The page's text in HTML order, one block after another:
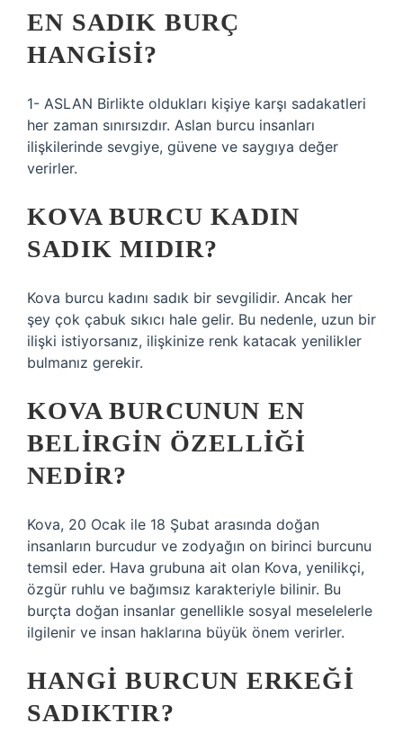
EN SADIK BURÇ
HANGISI?
1- ASLAN Birlikte oldukları kişiye karşı sadakatleri
her zaman sınırsızdır. Aslan burcu insanları
ilişkilerinde sevgiye, güvene ve saygıya değer
verirler.
KOVA BURCU KADIN
SADIK MIDIR?
Kova burcu kadını sadık bir sevgilidir. Ancak her
şey çok çabuk sıkıcı hale gelir. Bu nedenle, uzun bir
ilişki istiyorsanız, ilişkinize renk katacak yenilikler
bulmanız gerekir.
KOVA BURCUNUN EN
BELIRGIN ÖZELLIĞI
NEDIR?
Kova, 20 Ocak ile 18 Şubat arasında doğan
insanların burcudur ve zodyağın on birinci burcunu
temsil eder. Hava grubuna ait olan Kova, yenilikçi,
özgür ruhlu ve bağımsız karakteriyle bilinir. Bu
burçta doğan insanlar genellikle sosyal meselelerle
ilgilenir ve insan haklarına büyük önem verirler.
HANGI BURCUN ERKEĞI
SADIKTIR?